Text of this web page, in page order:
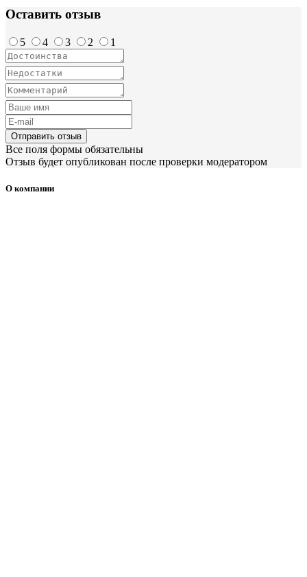
Оставить отзыв
5 4 3 2 1
Отправить отзыв
Все поля формы обязательны
Отзыв будет опубликован после проверки модератором
О компании